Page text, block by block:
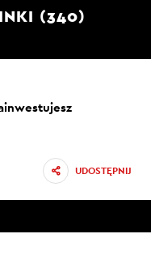
(340)
UDOSTĘPNIJ